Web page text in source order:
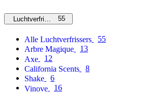
Luchtverfrissers55
Alle Luchtverfrissers
55
Arbre Magique
13
Axe
12
California Scents
8
Shake
6
Vinove
16